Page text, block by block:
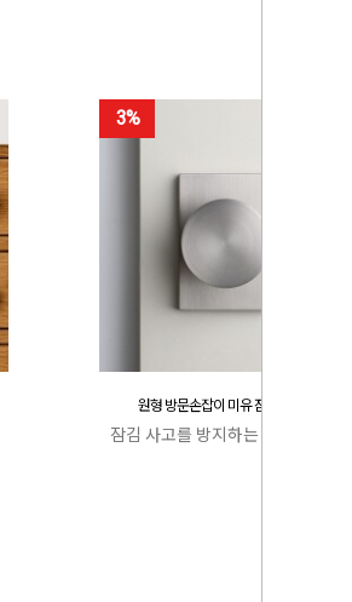
3%
원형 방문손잡이 미유 잠김 사고 방지
잠김 사고를 방지하는 특허 캐치박스